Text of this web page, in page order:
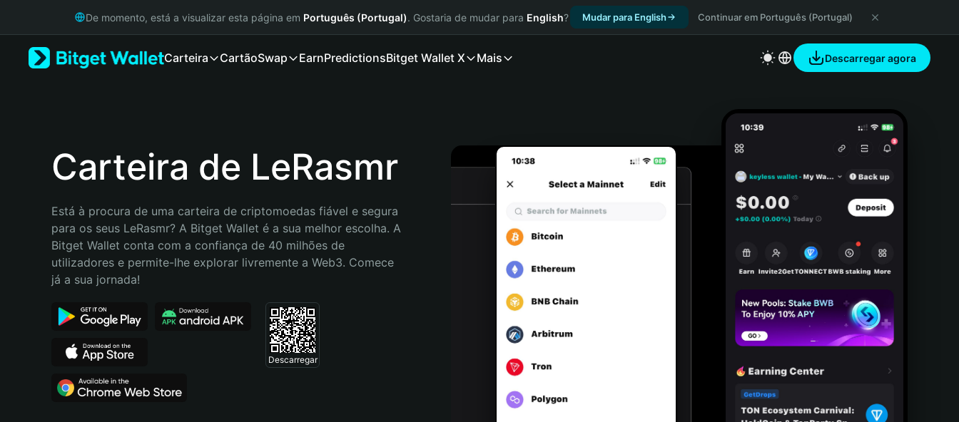
Русский
Bahasa Indonesia
Español (Argentina)
De momento, está a visualizar esta página em Português (Portugal). Gostaria de mudar para English? Mudar para English Continuar em Português (Portugal)
Carteira CartãoSwap EarnPredictionsBitget Wallet X Mais Descarregar agora
Carteira de LeRasmr
Está à procura de uma carteira de criptomoedas fiável e segura
para os seus LeRasmr? A Bitget Wallet é a sua melhor escolha. A
Bitget Wallet conta com a confiança de 40 milhões de
utilizadores e permite-lhe explorar livremente a Web3. Comece
já a sua jornada!
Descarregar